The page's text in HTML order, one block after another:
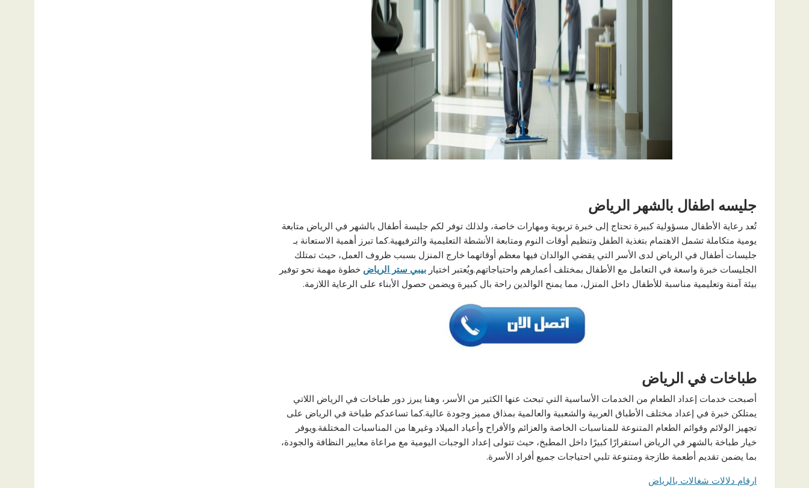
جليسه اطفال بالشهر الرياض
تُعد رعاية الأطفال مسؤولية كبيرة تحتاج إلى خبرة تربوية ومهارات خاصة، ولذلك توفر لكم جليسة أطفال بالشهر في الرياض متابعة
يومية متكاملة تشمل الاهتمام بتغذية الطفل وتنظيم أوقات النوم ومتابعة الأنشطة التعليمية والترفيهية.كما تبرز أهمية الاستعانة بـ
جليسات أطفال في الرياض لدى الأسر التي يقضي الوالدان فيها معظم أوقاتهما خارج المنزل بسبب ظروف العمل، حيث تمتلك
الجليسات خبرة واسعة في التعامل مع الأطفال بمختلف أعمارهم واحتياجاتهم.ويُعتبر اختيار بيبي ستر الرياض خطوة مهمة نحو توفير
بيئة آمنة وتعليمية مناسبة للأطفال داخل المنزل، مما يمنح الوالدين راحة بال كبيرة ويضمن حصول الأبناء على الرعاية اللازمة.
طباخات في الرياض
أصبحت خدمات إعداد الطعام من الخدمات الأساسية التي تبحث عنها الكثير من الأسر، وهنا يبرز دور طباخات في الرياض اللاتي
يمتلكن خبرة في إعداد مختلف الأطباق العربية والشعبية والعالمية بمذاق مميز وجودة عالية.كما تساعدكم طباخة في الرياض على
تجهيز الولائم وقوائم الطعام المتنوعة للمناسبات الخاصة والعزائم والأفراح وأعياد الميلاد وغيرها من المناسبات المختلفة.ويوفر
خيار طباخة بالشهر في الرياض استقرارًا كبيرًا داخل المطبخ، حيث تتولى إعداد الوجبات اليومية مع مراعاة معايير النظافة والجودة،
بما يضمن تقديم أطعمة طازجة ومتنوعة تلبي احتياجات جميع أفراد الأسرة.
ارقام دلالات شغالات بالرياض